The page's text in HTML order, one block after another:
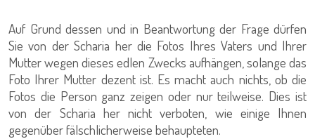
Auf Grund dessen und in Beantwortung der Frage dürfen
Sie von der Scharia her die Fotos Ihres Vaters und Ihrer
Mutter wegen dieses edlen Zwecks aufhängen, solange das
Foto Ihrer Mutter dezent ist. Es macht auch nichts, ob die
Fotos die Person ganz zeigen oder nur teilweise. Dies ist
von der Scharia her nicht verboten, wie einige Ihnen
gegenüber fälschlicherweise behaupteten.